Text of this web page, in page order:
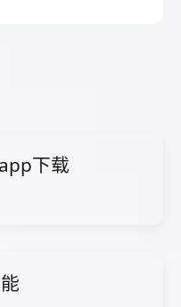
下载